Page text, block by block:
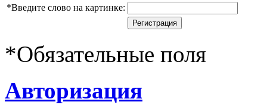
*Введите слово на картинке:
*Обязательные поля
Авторизация